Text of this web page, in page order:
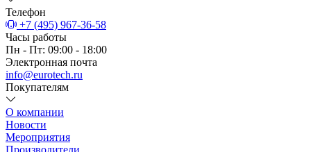
Телефон
+7 (495) 967-36-58
Часы работы
Пн - Пт: 09:00 - 18:00
Электронная почта
info@eurotech.ru
Покупателям
О компании
Новости
Мероприятия
Производители